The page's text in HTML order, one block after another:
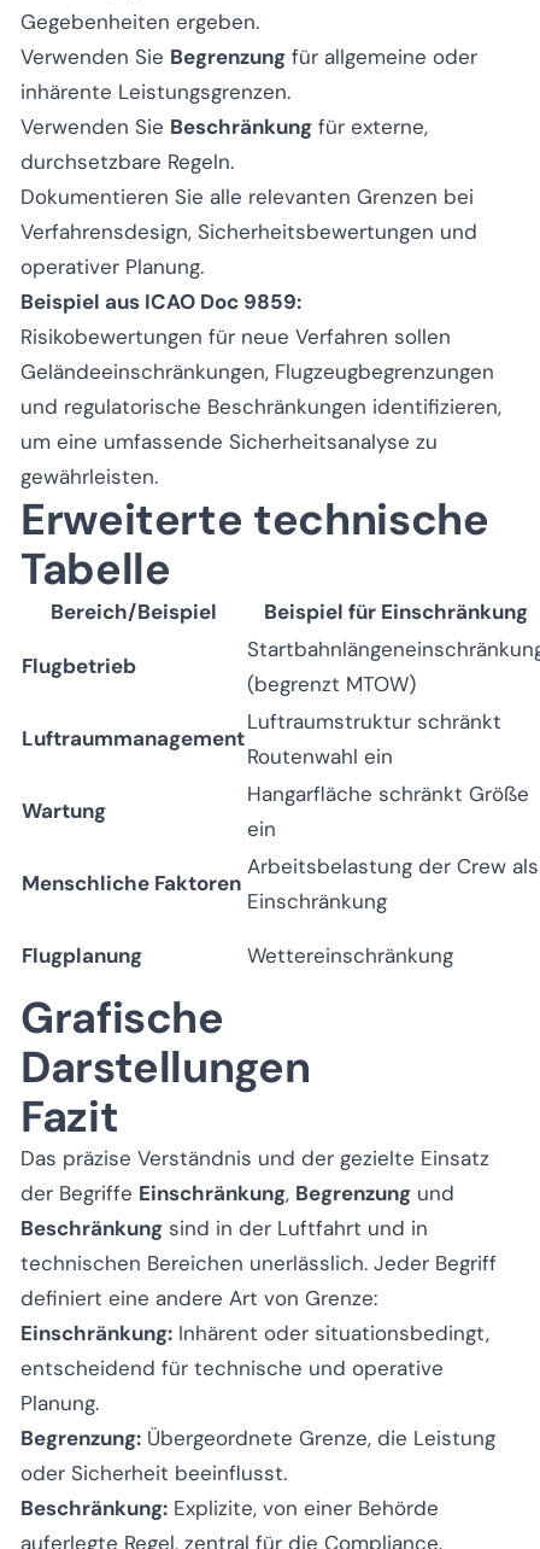
Gegebenheiten ergeben.
Verwenden Sie Begrenzung für allgemeine oder
inhärente Leistungsgrenzen.
Verwenden Sie Beschränkung für externe,
durchsetzbare Regeln.
Dokumentieren Sie alle relevanten Grenzen bei
Verfahrensdesign, Sicherheitsbewertungen und
operativer Planung.
Beispiel aus ICAO Doc 9859:
Risikobewertungen für neue Verfahren sollen
Geländeeinschränkungen, Flugzeugbegrenzungen
und regulatorische Beschränkungen identifizieren,
um eine umfassende Sicherheitsanalyse zu
gewährleisten.
Erweiterte technische
Tabelle
Bereich/Beispiel Beispiel für Einschränkung
Flugbetrieb
(begrenzt MTOW)
Luftraummanagement
Luftraumstruktur schränkt
Routenwahl ein
Wartung
Hangarfläche schränkt Größe
ein
Menschliche Faktoren
Arbeitsbelastung der Crew als
Einschränkung
Flugplanung Wettereinschränkung
Grafische
Darstellungen
Fazit
Das präzise Verständnis und der gezielte Einsatz
der Begriffe Einschränkung, Begrenzung und
Beschränkung sind in der Luftfahrt und in
technischen Bereichen unerlässlich. Jeder Begriff
definiert eine andere Art von Grenze:
Einschränkung: Inhärent oder situationsbedingt,
entscheidend für technische und operative
Planung.
Begrenzung: Übergeordnete Grenze, die Leistung
oder Sicherheit beeinflusst.
Beschränkung: Explizite, von einer Behörde
auferlegte Regel, zentral für die Compliance.